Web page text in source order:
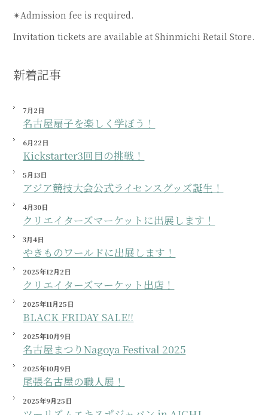
✴︎Admission fee is required.
Invitation tickets are available at Shinmichi Retail Store.
新着記事
7月2日
名古屋扇子を楽しく学ぼう！
6月22日
Kickstarter3回目の挑戦！
5月13日
アジア競技大会公式ライセンスグッズ誕生！
4月30日
クリエイターズマーケットに出展します！
3月4日
やきものワールドに出展します！
2025年12月2日
クリエイターズマーケット出店！
2025年11月25日
BLACK FRIDAY SALE!!
2025年10月9日
名古屋まつりNagoya Festival 2025
2025年10月9日
尾張名古屋の職人展！
2025年9月25日